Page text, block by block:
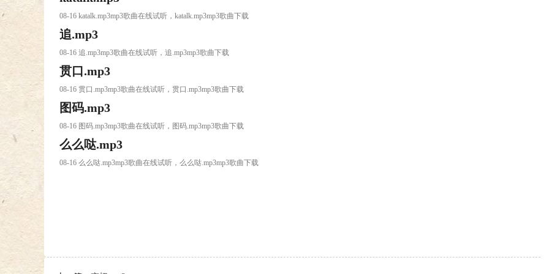
08-16 katalk.mp3mp3歌曲在线试听，katalk.mp3mp3歌曲下载
追.mp3
08-16 追.mp3mp3歌曲在线试听，追.mp3mp3歌曲下载
贯口.mp3
08-16 贯口.mp3mp3歌曲在线试听，贯口.mp3mp3歌曲下载
图码.mp3
08-16 图码.mp3mp3歌曲在线试听，图码.mp3mp3歌曲下载
么么哒.mp3
08-16 么么哒.mp3mp3歌曲在线试听，么么哒.mp3mp3歌曲下载